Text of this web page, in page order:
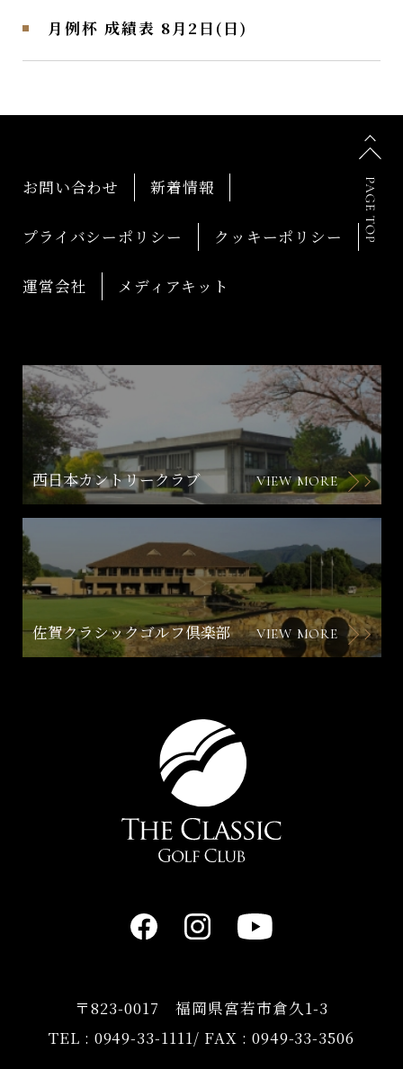
月例杯 成績表 8月2日(日)
〒823-0017 福岡県宮若市倉久1-3
TEL : 0949-33-1111/ FAX : 0949-33-3506
お問い合わせ 新着情報
プライバシーポリシー クッキーポリシー
運営会社 メディアキット
西日本カントリークラブ VIEW MORE
佐賀クラシックゴルフ倶楽部 VIEW MORE